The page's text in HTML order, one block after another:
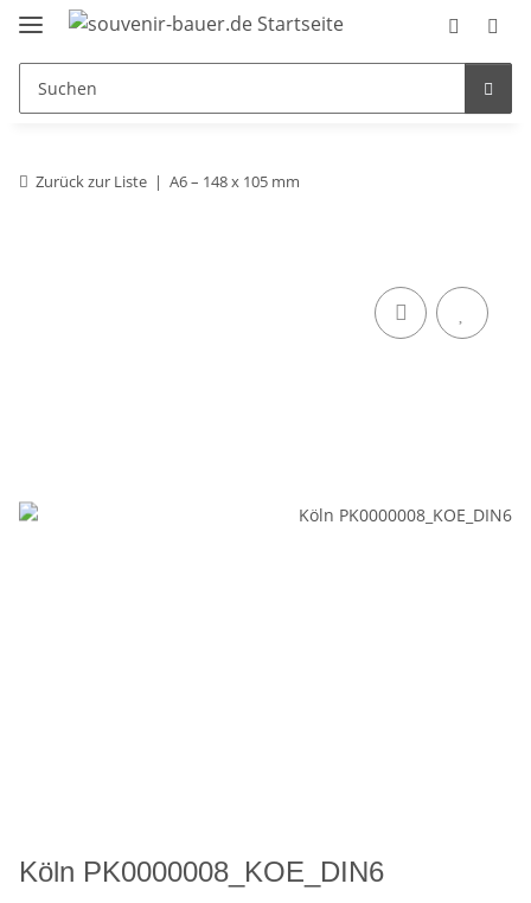
Zurück zur Liste A6 – 148 x 105 mm
Köln PK0000008_KOE_DIN6